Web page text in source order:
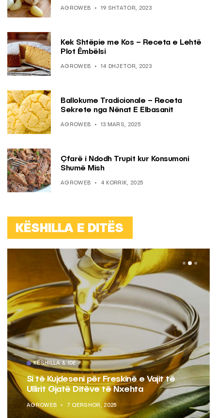
AGROWEB 19 SHTATOR, 2023
Kek Shtëpie me Kos – Receta e Lehtë
Plot Ëmbëlsi
AGROWEB 14 DHJETOR, 2023
Ballokume Tradicionale – Receta
Sekrete nga Nënat E Elbasanit
AGROWEB 13 MARS, 2025
Çfarë i Ndodh Trupit kur Konsumoni
Shumë Mish
AGROWEB 4 KORRIK, 2025
KËSHILLA E DITËS
KËSHILLA & IDE
Si të Kujdeseni për Freskinë e Vajit të
Ullirit Gjatë Ditëve të Nxehta
AGROWEB 7 QERSHOR, 2025